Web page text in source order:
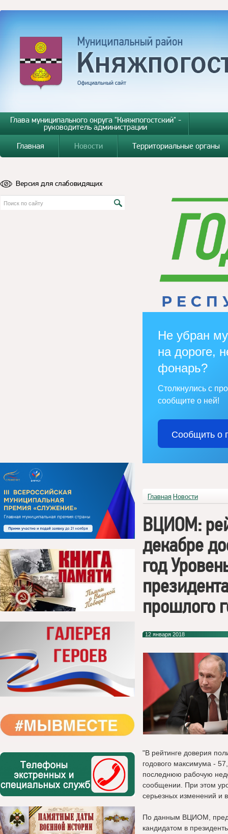
Глава муниципального округа "Княжпогостский" -
руководитель администрации
Главная
Новости Территориальные органы
Версия для слабовидящих
Не убран
на дороге,
фонарь?
Столкнулись с
сообщите о ней!
Сообщить о
Главная Новости
ВЦИОМ:
декабре
год
прошлого
12 января 2018
"В рейтинге доверия
годового максимума -
последнюю рабочую
сообщении. При этом
серьезных изменений и
По данным ВЦИОМ,
кандидатом в